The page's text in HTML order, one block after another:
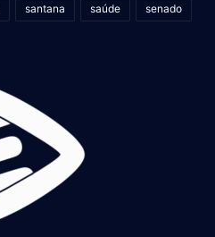
santana saúde senado